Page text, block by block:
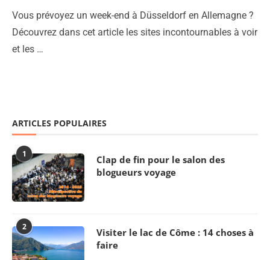
Vous prévoyez un week-end à Düsseldorf en Allemagne ?
Découvrez dans cet article les sites incontournables à voir
et les …
ARTICLES POPULAIRES
1
Clap de fin pour le salon des
blogueurs voyage
2
Visiter le lac de Côme : 14 choses à
faire